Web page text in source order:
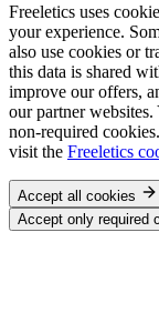
Freeletics uses
your experience.
also use cookies or
this data is shared
improve our offers,
our partner
non-required
visit the Freeletics
Accept all cookies
Accept only required